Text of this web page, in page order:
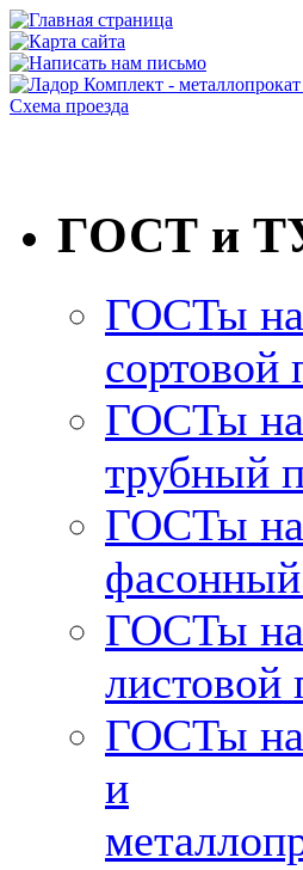
Схема проезда
ГОСТ и
ГОСТы на
сортовой
ГОСТы на
трубный
ГОСТы на
ГОСТы на
листовой
ГОСТы
и